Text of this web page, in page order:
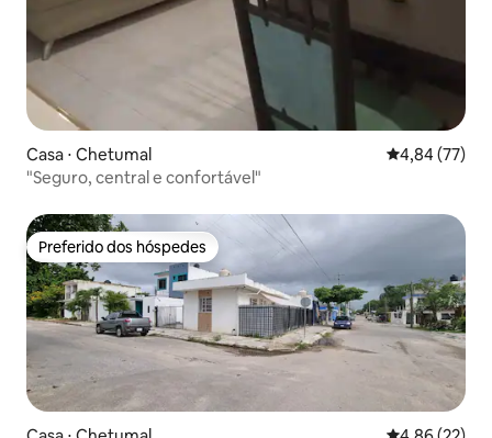
Casa ⋅ Chetumal 4,84 de uma
4,84 (77)
"Seguro, central e confortável"
Preferido dos hóspedes
Preferido dos hóspedes